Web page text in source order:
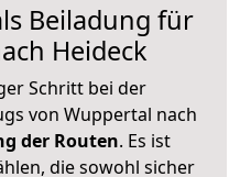
Beiladung für
Heideck
Schritt bei der
von Wuppertal nach
der Routen. Es ist
die sowohl sicher